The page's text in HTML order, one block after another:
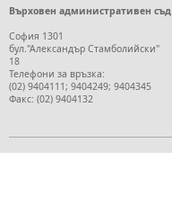
Върховен административен съд
София 1301
бул."Александър Стамболийски"
18
Телефони за връзка:
(02) 9404111; 9404249; 9404345
Факс: (02) 9404132